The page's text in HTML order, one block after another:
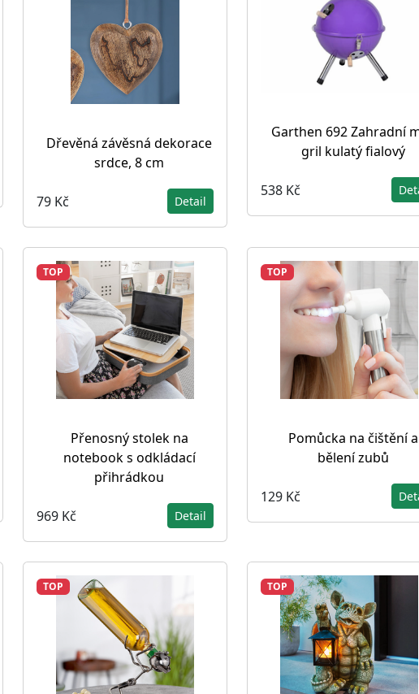
Dřevěná závěsná dekorace
srdce, 8 cm
79 Kč Detail
Garthen 692 Zahradní
gril kulatý fialový
538 Kč
TOP
Přenosný stolek na
notebook s odkládací
přihrádkou
969 Kč Detail
TOP
Pomůcka na čištění a
bělení zubů
129 Kč
TOP TOP